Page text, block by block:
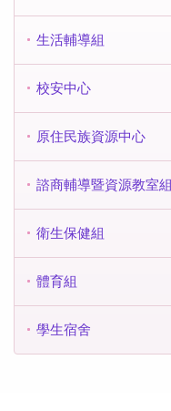
生活輔導組
校安中心
原住民族資源中心
諮商輔導暨資源教室組
衛生保健組
體育組
學生宿舍